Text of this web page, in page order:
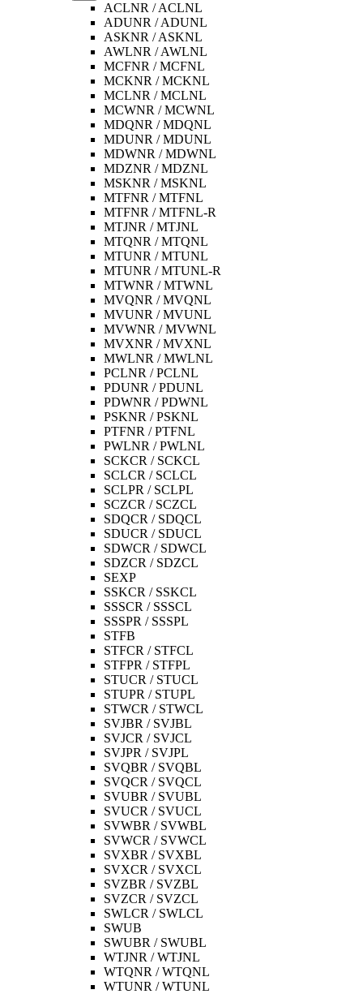
ACLNR / ACLNL
ADUNR / ADUNL
ASKNR / ASKNL
AWLNR / AWLNL
MCFNR / MCFNL
MCKNR / MCKNL
MCLNR / MCLNL
MCWNR / MCWNL
MDQNR / MDQNL
MDUNR / MDUNL
MDWNR / MDWNL
MDZNR / MDZNL
MSKNR / MSKNL
MTFNR / MTFNL
MTFNR / MTFNL-R
MTJNR / MTJNL
MTQNR / MTQNL
MTUNR / MTUNL
MTUNR / MTUNL-R
MTWNR / MTWNL
MVQNR / MVQNL
MVUNR / MVUNL
MVWNR / MVWNL
MVXNR / MVXNL
MWLNR / MWLNL
PCLNR / PCLNL
PDUNR / PDUNL
PDWNR / PDWNL
PSKNR / PSKNL
PTFNR / PTFNL
PWLNR / PWLNL
SCKCR / SCKCL
SCLCR / SCLCL
SCLPR / SCLPL
SCZCR / SCZCL
SDQCR / SDQCL
SDUCR / SDUCL
SDWCR / SDWCL
SDZCR / SDZCL
SEXP
SSKCR / SSKCL
SSSCR / SSSCL
SSSPR / SSSPL
STFB
STFCR / STFCL
STFPR / STFPL
STUCR / STUCL
STUPR / STUPL
STWCR / STWCL
SVJBR / SVJBL
SVJCR / SVJCL
SVJPR / SVJPL
SVQBR / SVQBL
SVQCR / SVQCL
SVUBR / SVUBL
SVUCR / SVUCL
SVWBR / SVWBL
SVWCR / SVWCL
SVXBR / SVXBL
SVXCR / SVXCL
SVZBR / SVZBL
SVZCR / SVZCL
SWLCR / SWLCL
SWUB
SWUBR / SWUBL
WTJNR / WTJNL
WTQNR / WTQNL
WTUNR / WTUNL